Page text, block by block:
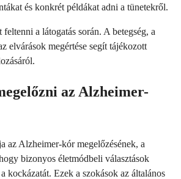
és konkrét példákat adni a tünetekről.
a látogatás során. A betegség, a
elvárások megértése segít tájékozott
az Alzheimer-
az Alzheimer-kór megelőzésének, a
bizonyos életmódbeli választások
kockázatát. Ezek a szokások az általános